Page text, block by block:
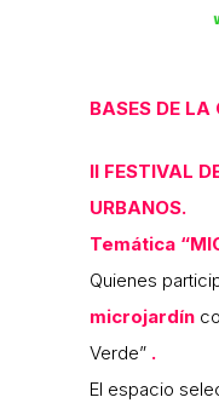
BASES DE LA
II FESTIVAL
URBANOS.
Temática
Quienes
microjardín
Verde” .
El espacio